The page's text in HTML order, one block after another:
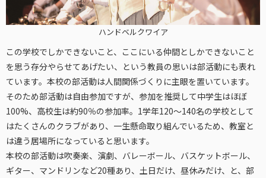
ハンドベルクワイア
この学校でしかできないこと、ここにいる仲間としかできないこと
を思う存分やらせてあげたい、という教員の思いは部活動にも表れ
ています。本校の部活動は人間関係づくりに主眼を置いています。
そのため部活動は自由参加ですが、参加を推奨して中学生はほぼ
100%、高校生は約90％の参加率。1学年120～140名の学校として
はたくさんのクラブがあり、一生懸命取り組んでいるため、教室と
は違う居場所になっていると思います。
本校の部活動は吹奏楽、演劇、バレーボール、バスケットボール、
ギター、マンドリンなど20種あり、土日だけ、昼休みだけ、と、部